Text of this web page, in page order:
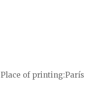
Place of printing París